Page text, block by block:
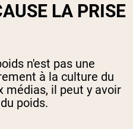
LA PRISE
n'est pas une
à la culture du
médias, il peut y avoir
poids.